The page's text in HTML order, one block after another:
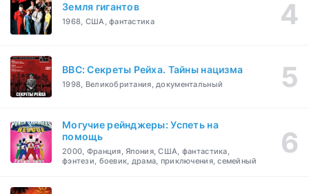
Земля гигантов
1968, США, фантастика
BBC: Секреты Рейха. Тайны нацизма
1998, Великобритания, документальный
Могучие рейнджеры: Успеть на
помощь
2000, Франция, Япония, США, фантастика,
фэнтези, боевик, драма, приключения, семейный